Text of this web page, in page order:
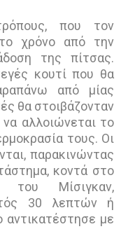
που τον
χρόνο από την
της πίτσας.
κουτί που θα
από μίας
θα στοιβάζονταν
αλλοιώνεται το
τους. Οι
παρακινώντας
κοντά στο
του Μίσιγκαν,
30 λεπτών ή
µε